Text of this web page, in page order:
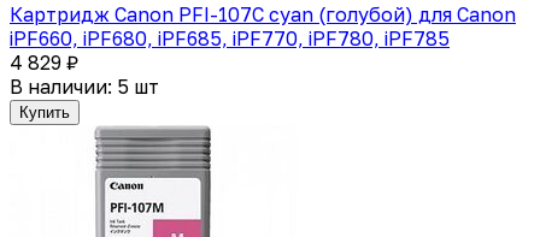
Картридж Canon PFI-107C cyan (голубой) для Canon
iPF660, iPF680, iPF685, iPF770, iPF780, iPF785
4 829 ₽
В наличии: 5 шт
Купить